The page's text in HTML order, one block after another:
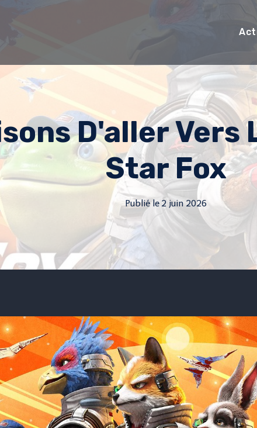
D'aller Vers
Star Fox
Publié le 2 juin 2026